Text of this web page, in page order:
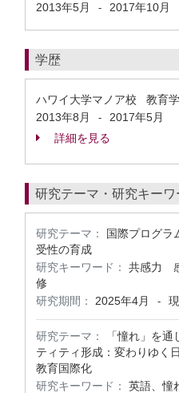
2013年5月
- 2017年10月
学歴
ハワイ大学マノア校 教育
2013年8月
-
2017年5月
詳細を見る
研究テーマ・研究キーワ
研究テーマ：
国際プログラ
受性の育成
研究キーワード：
共感力
修
研究期間：
2025年4月 -
研究テーマ：
「憧れ」を
ティティ形成：変わりゆく
教育国際化
研究キーワード：
英語、憧